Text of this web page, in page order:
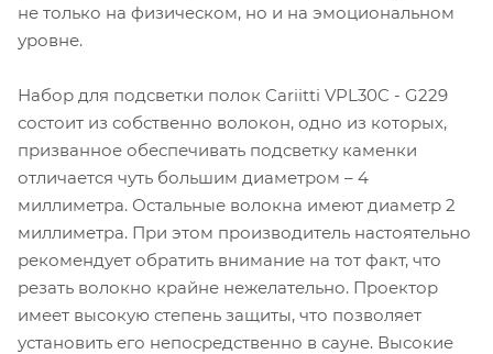
не только на физическом, но и на эмоциональном
уровне.
Набор для подсветки полок Cariitti VPL30C - G229
состоит из собственно волокон, одно из которых,
призванное обеспечивать подсветку каменки
отличается чуть большим диаметром – 4
миллиметра. Остальные волокна имеют диаметр 2
миллиметра. При этом производитель настоятельно
рекомендует обратить внимание на тот факт, что
резать волокно крайне нежелательно. Проектор
имеет высокую степень защиты, что позволяет
установить его непосредственно в сауне. Высокие